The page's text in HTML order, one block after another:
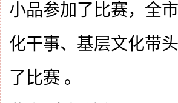
小品参加了比赛，全
化干事、基层文化带
了比赛 。